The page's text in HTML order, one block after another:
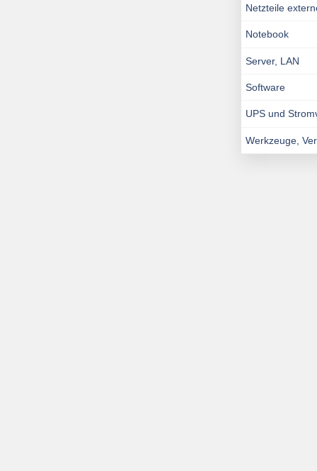
Netzteile
Notebook
Server, LAN
Software
UPS und
Werkzeuge,